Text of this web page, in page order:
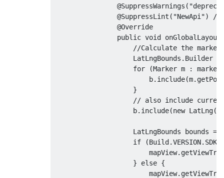
@SuppressWarnings (
@SuppressLint ( "NewApi")
//
@Override
public void onGlobalLayout
//Calculate the
LatLngBounds . Builder
for
(Marker m :
                        b
. include(m.
}
// also include
                    b
. include(new LatLng(
LatLngBounds bounds =
if
(Build.VERSION.
                        mapView
.
}
else {
                        mapView
.